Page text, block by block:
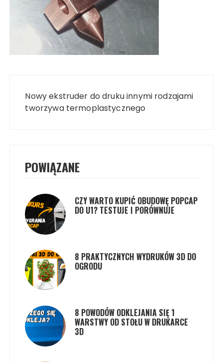
wpisu
Nowy ekstruder do druku innymi rodzajami
tworzywa termoplastycznego
POWIĄZANE
CZY WARTO KUPIĆ OBUDOWĘ POPCAP
DO U1? TESTUJE I PORÓWNUJE
8 PRAKTYCZNYCH WYDRUKÓW 3D DO
OGRODU
8 POWODÓW ODKLEJANIA SIĘ 1
WARSTWY OD STOŁU W DRUKARCE
3D